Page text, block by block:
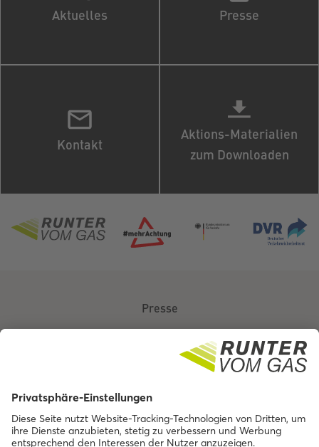
Aktuelles Presse
Kontakt
Aktions-Materialien
zum Downloaden
Presse
Barrierefreiheit